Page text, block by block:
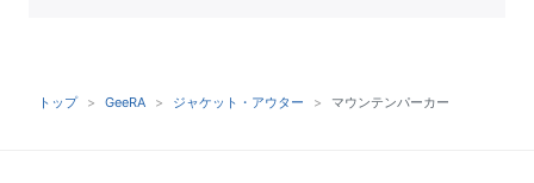
トップ GeeRA ジャケット・アウター マウンテンパーカー